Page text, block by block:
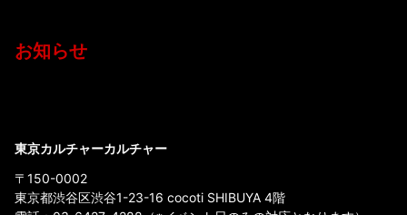
お知らせ
東京カルチャーカルチャー
〒150-0002
東京都渋谷区渋谷1-23-16 cocoti SHIBUYA 4階